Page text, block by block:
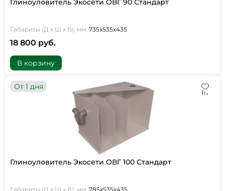
Глиноуловитель Экосети ОВГ 90 Стандарт
Габариты (Д х Ш х В), мм: 735х535х435
18 800 руб.
В корзину
От 1 дня
Глиноуловитель Экосети ОВГ 100 Стандарт
Габариты (Д х Ш х В), мм: 785х535х435